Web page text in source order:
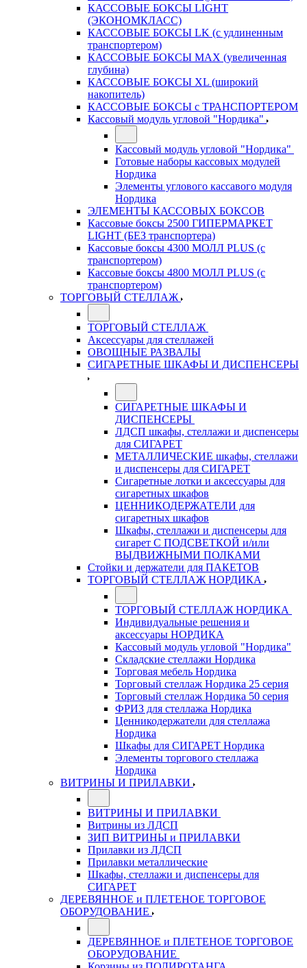
КАССОВЫЕ БОКСЫ LIGHT
(ЭКОНОМКЛАСС)
КАССОВЫЕ БОКСЫ LK (с удлиненным
транспортером)
КАССОВЫЕ БОКСЫ MAX (увеличенная
глубина)
КАССОВЫЕ БОКСЫ XL (широкий
накопитель)
КАССОВЫЕ БОКСЫ с ТРАНСПОРТЕРОМ
Кассовый модуль угловой "Нордика"
Кассовый модуль угловой "Нордика"
Готовые наборы кассовых модулей
Нордика
Элементы углового кассавого модуля
Нордика
ЭЛЕМЕНТЫ КАССОВЫХ БОКСОВ
Кассовые боксы 2500 ГИПЕРМАРКЕТ
LIGHT (БЕЗ транспортера)
Кассовые боксы 4300 МОЛЛ PLUS (с
транспортером)
Кассовые боксы 4800 МОЛЛ PLUS (с
транспортером)
ТОРГОВЫЙ СТЕЛЛАЖ
ТОРГОВЫЙ СТЕЛЛАЖ
Аксессуары для стеллажей
ОВОЩНЫЕ РАЗВАЛЫ
СИГАРЕТНЫЕ ШКАФЫ И ДИСПЕНСЕРЫ
СИГАРЕТНЫЕ ШКАФЫ И
ДИСПЕНСЕРЫ
ЛДСП шкафы, стеллажи и диспенсеры
для СИГАРЕТ
МЕТАЛЛИЧЕСКИЕ шкафы, стеллажи
и диспенсеры для СИГАРЕТ
Сигаретные лотки и аксессуары для
сигаретных шкафов
ЦЕННИКОДЕРЖАТЕЛИ для
сигаретных шкафов
Шкафы, стеллажи и диспенсеры для
сигарет С ПОДСВЕТКОЙ и/или
ВЫДВИЖНЫМИ ПОЛКАМИ
Стойки и держатели для ПАКЕТОВ
ТОРГОВЫЙ СТЕЛЛАЖ НОРДИКА
ТОРГОВЫЙ СТЕЛЛАЖ НОРДИКА
Индивидуальные решения и
аксессуары НОРДИКА
Кассовый модуль угловой "Нордика"
Складские стеллажи Нордика
Торговая мебель Нордика
Торговый стеллаж Нордика 25 серия
Торговый стеллаж Нордика 50 серия
ФРИЗ для стеллажа Нордика
Ценникодержатели для стеллажа
Нордика
Шкафы для СИГАРЕТ Нордика
Элементы торгового стеллажа
Нордика
ВИТРИНЫ И ПРИЛАВКИ
ВИТРИНЫ И ПРИЛАВКИ
Витрины из ЛДСП
ЗИП ВИТРИНЫ и ПРИЛАВКИ
Прилавки из ЛДСП
Прилавки металлические
Шкафы, стеллажи и диспенсеры для
СИГАРЕТ
ДЕРЕВЯННОЕ и ПЛЕТЕНОЕ ТОРГОВОЕ
ОБОРУДОВАНИЕ
ДЕРЕВЯННОЕ и ПЛЕТЕНОЕ ТОРГОВОЕ
ОБОРУДОВАНИЕ